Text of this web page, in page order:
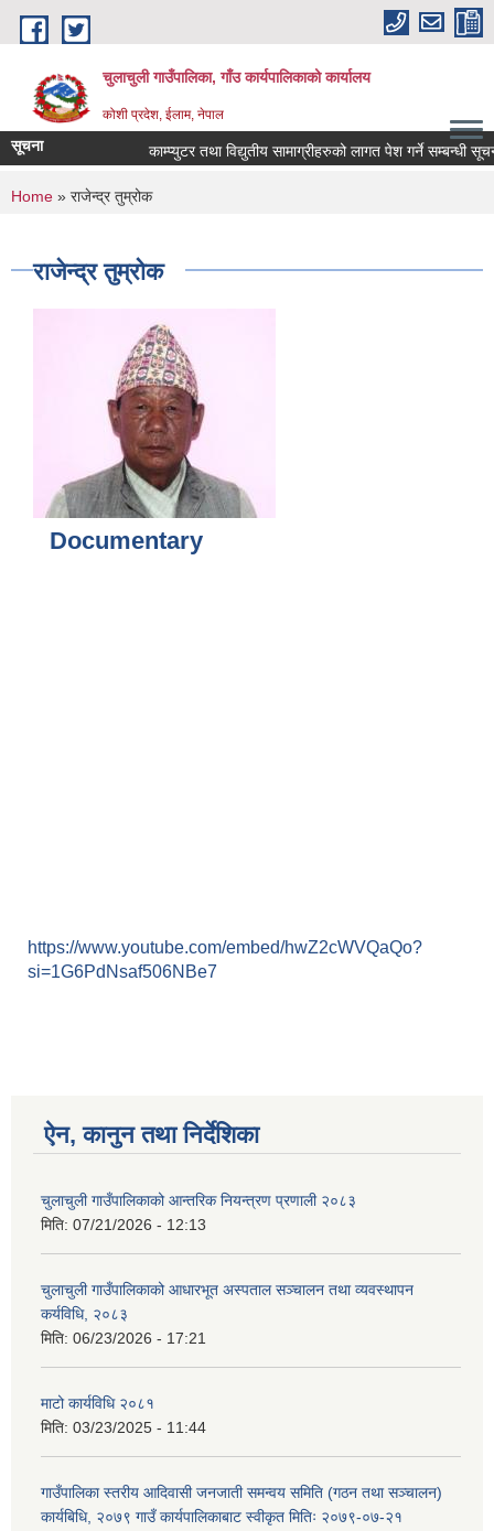
Skip to main content
चुलाचुली गाउँपालिका, गाँउ कार्यपालिकाको कार्यालय
कोशी प्रदेश, ईलाम, नेपाल
सूचना काम्प्युटर तथा विद्युतीय सामाग्रीहरुको लागत पेश गर्ने सम्बन्धी
You are here
Home » राजेन्द्र तुम्रोक
राजेन्द्र तुम्रोक
Documentary
https://www.youtube.com/embed/hwZ2cWVQaQo?
si=1G6PdNsaf506NBe7
ऐन, कानुन तथा निर्देशिका
चुलाचुली गाउँपालिकाको आन्तरिक नियन्त्रण प्रणाली २०८३
मिति: 07/21/2026 - 12:13
चुलाचुली गाउँपालिकाको आधारभूत अस्पताल सञ्चालन तथा व्यवस्थापन
कर्यविधि, २०८३
मिति: 06/23/2026 - 17:21
माटो कार्यविधि २०८१
मिति: 03/23/2025 - 11:44
गाउँपालिका स्तरीय आदिवासी जनजाती समन्वय समिति (गठन तथा सञ्चालन)
कार्यबिधि, २०७९ गाउँ कार्यपालिकाबाट स्वीकृत मितिः २०७९-०७-२१